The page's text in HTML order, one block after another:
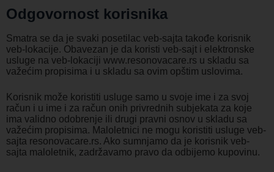
Odgovornost korisnika
Smatra se da je svaki posetilac veb-sajta takođe korisnik
veb-lokacije. Obavezan je da koristi veb-sajt i elektronske
usluge na veb-lokaciji www.resonovacare.rs u skladu sa
važećim propisima i u skladu sa ovim opštim uslovima.
Korisnik može koristiti usluge samo u svoje ime i za svoj
račun i u ime i za račun onih privrednih subjekata za koje
ima validno odobrenje ili drugi pravni osnov u skladu sa
važećim propisima. Maloletnici ne mogu koristiti usluge veb-
sajta resonovacare.rs. Ako sumnjamo da je korisnik veb-
sajta maloletnik, zadržavamo pravo da odbijemo kupovinu.